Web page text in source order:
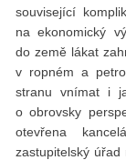
související
na ekonomický
do země lákat
v ropném a
stranu vnímat i
o obrovsky
otevřena
zastupitelský